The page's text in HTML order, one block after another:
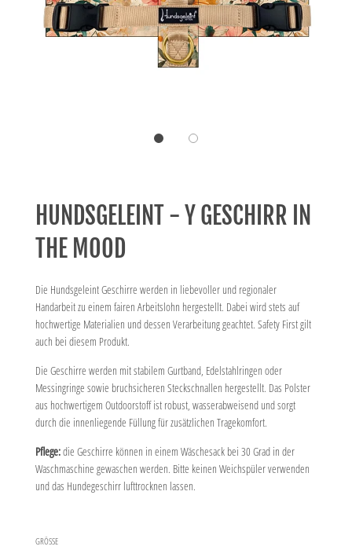
HUNDSGELEINT - Y GESCHIRR IN
THE MOOD
Die Hundsgeleint Geschirre werden in liebevoller und regionaler
Handarbeit zu einem fairen Arbeitslohn hergestellt. Dabei wird stets auf
hochwertige Materialien und dessen Verarbeitung geachtet. Safety First gilt
auch bei diesem Produkt.
Die Geschirre werden mit stabilem Gurtband, Edelstahlringen oder
Messingringe sowie bruchsicheren Steckschnallen hergestellt. Das Polster
aus hochwertigem Outdoorstoff ist robust, wasserabweisend und sorgt
durch die innenliegende Füllung für zusätzlichen Tragekomfort.
Pflege:die Geschirre können in einem Wäschesack bei 30 Grad in der
Waschmaschine gewaschen werden. Bitte keinen Weichspüler verwenden
und das Hundegeschirr lufttrocknen lassen.
GRÖSSE